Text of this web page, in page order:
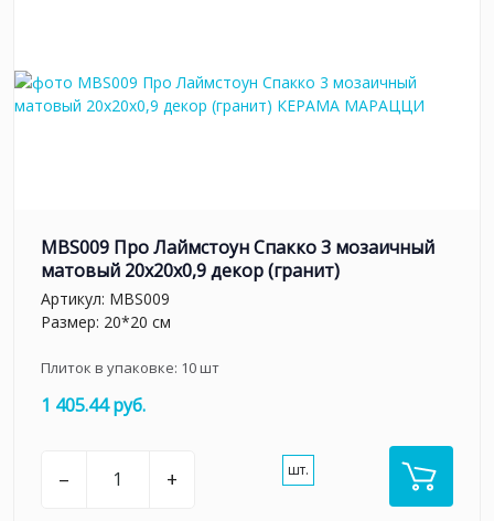
MBS009 Про Лаймстоун Спакко 3 мозаичный
матовый 20х20х0,9 декор (гранит)
Артикул: MBS009
Размер: 20*20 см
Плиток в упаковке: 10шт
1 405.44 руб.
– + шт.